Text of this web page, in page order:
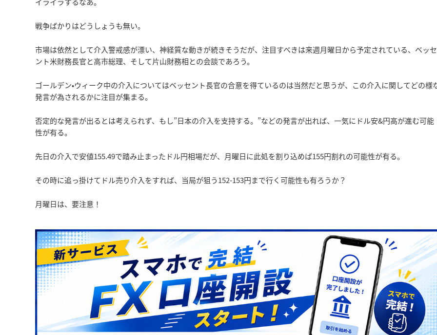
戦争ばかりはどうしょうも無い。
市場は依然として介入警戒感が漂い、神経質な動きが続きそうだが、注目すべきは来週月曜日から予定されている、ベッセ
ント米財務長官と高市総理、そして片山財務相との会談であろう。
ゴールデン•ウィーク中の介入についてはベッセント長官の合意を得ているのは当然だと思うが、この介入に関してどの様
発言が為されるかに注目が集まる。
否定的な発言が出るとは考えられず、もし”日本の介入を支持する。”などの発言が出れば、一気にドル安&円高が進む可能
性が有る。
先日の介入で安値155.49で踏み止まったドル円相場だが、月曜日に此処を割り込めば155円割れの可能性が有る。
その時に追っ掛けてドル売り介入をすれば、当局が狙う152-153円まで行く可能性も有ろうか？
月曜日は、要注意！